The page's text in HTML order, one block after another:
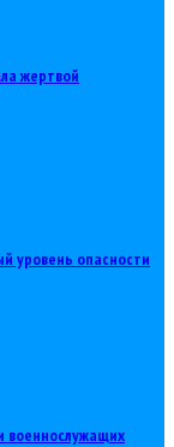
жертвой
уровень опасности
военнослужащих